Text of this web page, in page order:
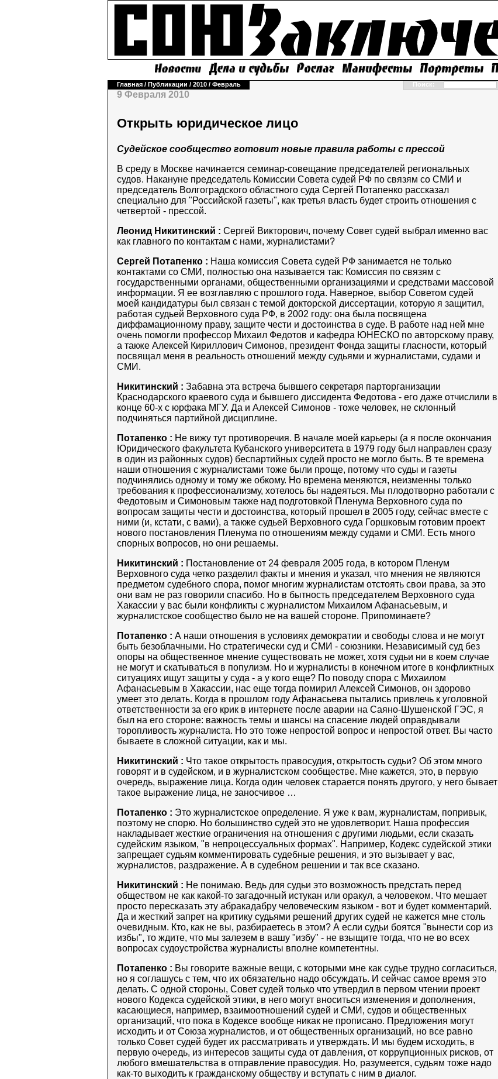
Главная / Публикации / 2010 / Февраль Поиск:
9 Февраля 2010
Открыть юридическое лицо
Судейское сообщество готовит новые правила работы с прессой
В среду в Москве начинается семинар-совещание председателей региональных
судов. Накануне председатель Комиссии Совета судей РФ по связям со СМИ и
председатель Волгоградского областного суда Сергей Потапенко рассказал
специально для "Российской газеты", как третья власть будет строить отношения с
четвертой - прессой.
Леонид Никитинский : Сергей Викторович, почему Совет судей выбрал именно вас
как главного по контактам с нами, журналистами?
Сергей Потапенко : Наша комиссия Совета судей РФ занимается не только
контактами со СМИ, полностью она называется так: Комиссия по связям с
государственными органами, общественными организациями и средствами массовой
информации. Я ее возглавляю с прошлого года. Наверное, выбор Советом судей
моей кандидатуры был связан с темой докторской диссертации, которую я защитил,
работая судьей Верховного суда РФ, в 2002 году: она была посвящена
диффамационному праву, защите чести и достоинства в суде. В работе над ней мне
очень помогли профессор Михаил Федотов и кафедра ЮНЕСКО по авторскому праву,
а также Алексей Кириллович Симонов, президент Фонда защиты гласности, который
посвящал меня в реальность отношений между судьями и журналистами, судами и
СМИ.
Никитинский : Забавна эта встреча бывшего секретаря парторганизации
Краснодарского краевого суда и бывшего диссидента Федотова - его даже отчислили в
конце 60-х с юрфака МГУ. Да и Алексей Симонов - тоже человек, не склонный
подчиняться партийной дисциплине.
Потапенко : Не вижу тут противоречия. В начале моей карьеры (а я после окончания
Юридического факультета Кубанского университета в 1979 году был направлен сразу
в один из районных судов) беспартийных судей просто не могло быть. В те времена
наши отношения с журналистами тоже были проще, потому что суды и газеты
подчинялись одному и тому же обкому. Но времена меняются, неизменны только
требования к профессионализму, хотелось бы надеяться. Мы плодотворно работали с
Федотовым и Симоновым также над подготовкой Пленума Верховного суда по
вопросам защиты чести и достоинства, который прошел в 2005 году, сейчас вместе с
ними (и, кстати, с вами), а также судьей Верховного суда Горшковым готовим проект
нового постановления Пленума по отношениям между судами и СМИ. Есть много
спорных вопросов, но они решаемы.
Никитинский : Постановление от 24 февраля 2005 года, в котором Пленум
Верховного суда четко разделил факты и мнения и указал, что мнения не являются
предметом судебного спора, помог многим журналистам отстоять свои права, за это
они вам не раз говорили спасибо. Но в бытность председателем Верховного суда
Хакассии у вас были конфликты с журналистом Михаилом Афанасьевым, и
журналистское сообщество было не на вашей стороне. Припоминаете?
Потапенко : А наши отношения в условиях демократии и свободы слова и не могут
быть безоблачными. Но стратегически суд и СМИ - союзники. Независимый суд без
опоры на общественное мнение существовать не может, хотя судьи ни в коем случае
не могут и скатываться в популизм. Но и журналисты в конечном итоге в конфликтных
ситуациях ищут защиты у суда - а у кого еще? По поводу спора с Михаилом
Афанасьевым в Хакассии, нас еще тогда помирил Алексей Симонов, он здорово
умеет это делать. Когда в прошлом году Афанасьева пытались привлечь к уголовной
ответственности за его крик в интернете после аварии на Саяно-Шушенской ГЭС, я
был на его стороне: важность темы и шансы на спасение людей оправдывали
торопливость журналиста. Но это тоже непростой вопрос и непростой ответ. Вы часто
бываете в сложной ситуации, как и мы.
Никитинский : Что такое открытость правосудия, открытость судьи? Об этом много
говорят и в судейском, и в журналистском сообществе. Мне кажется, это, в первую
очередь, выражение лица. Когда один человек старается понять другого, у него бывает
такое выражение лица, не заносчивое …
Потапенко : Это журналистское определение. Я уже к вам, журналистам, попривык,
поэтому не спорю. Но большинство судей это не удовлетворит. Наша профессия
накладывает жесткие ограничения на отношения с другими людьми, если сказать
судейским языком, "в непроцессуальных формах". Например, Кодекс судейской этики
запрещает судьям комментировать судебные решения, и это вызывает у вас,
журналистов, раздражение. А в судебном решении и так все сказано.
Никитинский : Не понимаю. Ведь для судьи это возможность предстать перед
обществом не как какой-то загадочный истукан или оракул, а человеком. Что мешает
просто пересказать эту абракадабру человеческим языком - вот и будет комментарий.
Да и жесткий запрет на критику судьями решений других судей не кажется мне столь
очевидным. Кто, как не вы, разбираетесь в этом? А если судьи боятся "вынести сор из
избы", то ждите, что мы залезем в вашу "избу" - не взыщите тогда, что не во всех
вопросах судоустройства журналисты вполне компетентны.
Потапенко : Вы говорите важные вещи, с которыми мне как судье трудно согласиться,
но я соглашусь с тем, что их обязательно надо обсуждать. И сейчас самое время это
делать. С одной стороны, Совет судей только что утвердил в первом чтении проект
нового Кодекса судейской этики, в него могут вноситься изменения и дополнения,
касающиеся, например, взаимоотношений судей и СМИ, судов и общественных
организаций, что пока в Кодексе вообще никак не прописано. Предложения могут
исходить и от Союза журналистов, и от общественных организаций, но все равно
только Совет судей будет их рассматривать и утверждать. И мы будем исходить, в
первую очередь, из интересов защиты суда от давления, от коррупционных рисков, от
любого вмешательства в отправление правосудия. Но, разумеется, судьям тоже надо
как-то выходить к гражданскому обществу и вступать с ним в диалог.